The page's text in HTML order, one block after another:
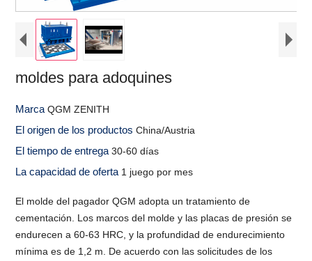
moldes para adoquines
MarcaQGM ZENITH
El origen de los productosChina/Austria
El tiempo de entrega30-60 días
La capacidad de oferta 1 juego por mes
El molde del pagador QGM adopta un tratamiento de
cementación. Los marcos del molde y las placas de presión se
endurecen a 60-63 HRC, y la profundidad de endurecimiento
mínima es de 1,2 m. De acuerdo con las solicitudes de los